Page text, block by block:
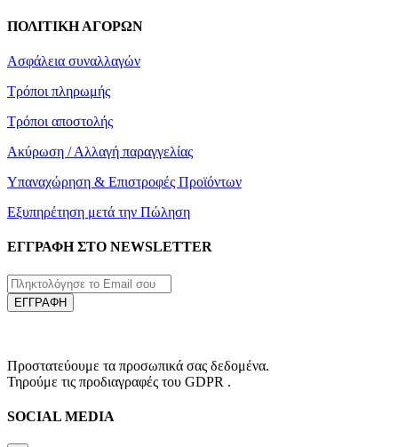
ΠΟΛΙΤΙΚΗ ΑΓΟΡΩΝ
Ασφάλεια συναλλαγών
Τρόποι πληρωμής
Τρόποι αποστολής
Ακύρωση / Αλλαγή παραγγελίας
Υπαναχώρηση & Επιστροφές Προϊόντων
Εξυπηρέτηση μετά την Πώληση
ΕΓΓΡΑΦΗ ΣΤΟ NEWSLETTER
ΕΓΓΡΑΦΗ
Προστατεύουμε τα προσωπικά σας δεδομένα.
Τηρούμε τις προδιαγραφές του GDPR .
SOCIAL MEDIA